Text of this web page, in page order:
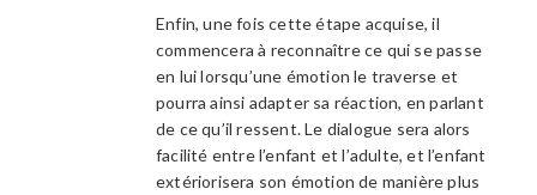
Enfin, une fois cette étape acquise, il
commencera à reconnaître ce qui se passe
en lui lorsqu’une émotion le traverse et
pourra ainsi adapter sa réaction, en parlant
de ce qu’il ressent. Le dialogue sera alors
facilité entre l’enfant et l’adulte, et l’enfant
extériorisera son émotion de manière plus